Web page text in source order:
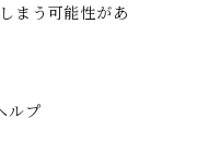
まう可能性があ
ルプ